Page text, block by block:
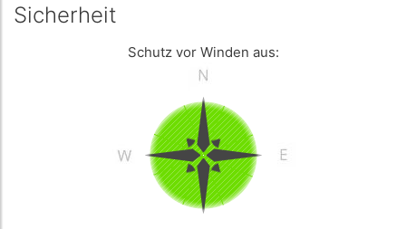
Sicherheit
Schutz vor Winden aus: